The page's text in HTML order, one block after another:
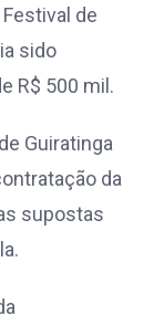
de
sido
R$ 500 mil.
Guiratinga
da
supostas